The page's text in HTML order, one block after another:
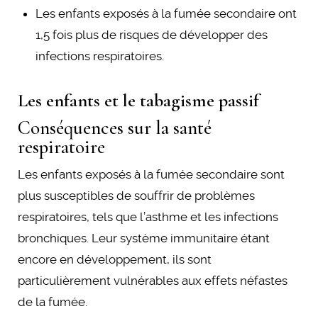
Les enfants exposés à la fumée secondaire ont
1,5 fois plus de risques de développer des
infections respiratoires.
Les enfants et le tabagisme passif
Conséquences sur la santé
respiratoire
Les enfants exposés à la fumée secondaire sont
plus susceptibles de souffrir de problèmes
respiratoires, tels que l’asthme et les infections
bronchiques. Leur système immunitaire étant
encore en développement, ils sont
particulièrement vulnérables aux effets néfastes
de la fumée.